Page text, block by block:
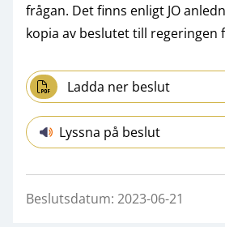
frågan. Det finns enligt JO
kopia av beslutet till regeringen
Ladda ner beslut
Lyssna på beslut
Beslutsdatum: 2023-06-21